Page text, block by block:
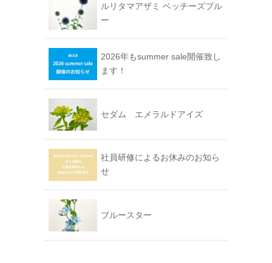
ルリタマアザミ ベッチーズブル
ー
2026年もsummer sale開催致し
ます！
セダム エメラルドアイズ
社員研修によるお休みのお知ら
せ
ブルースター